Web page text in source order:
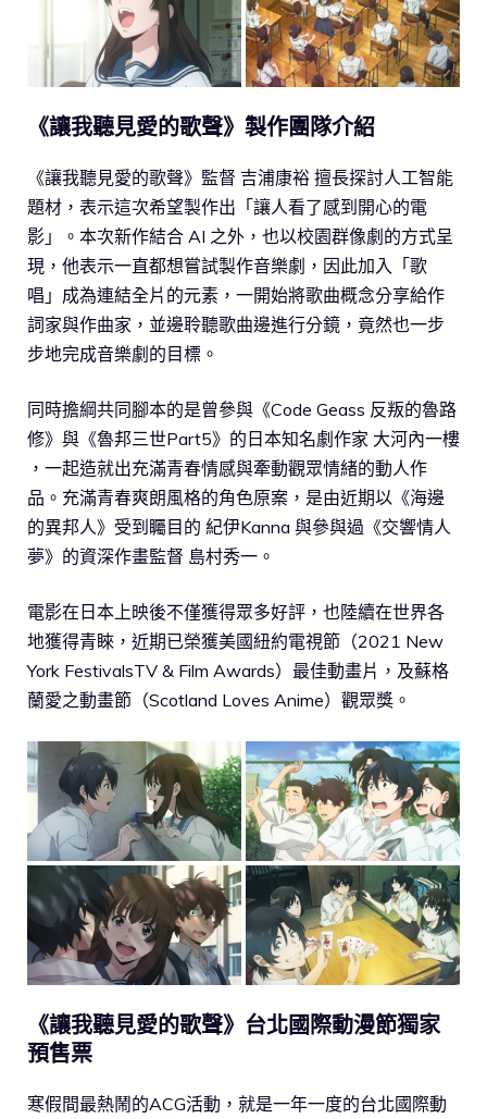
《讓我聽見愛的歌聲》製作團隊介紹
《讓我聽見愛的歌聲》監督 吉浦康裕 擅長探討人工智能
題材，表示這次希望製作出「讓人看了感到開心的電
影」。本次新作結合 AI 之外，也以校園群像劇的方式呈
現，他表示一直都想嘗試製作音樂劇，因此加入「歌
唱」成為連結全片的元素，一開始將歌曲概念分享給作
詞家與作曲家，並邊聆聽歌曲邊進行分鏡，竟然也一步
步地完成音樂劇的目標。
同時擔綱共同腳本的是曾參與《Code Geass 反叛的魯路
修》與《魯邦三世Part5》的日本知名劇作家 大河內一樓
，一起造就出充滿青春情感與牽動觀眾情緒的動人作
品。充滿青春爽朗風格的角色原案，是由近期以《海邊
的異邦人》受到矚目的 紀伊Kanna 與參與過《交響情人
夢》的資深作畫監督 島村秀一。
電影在日本上映後不僅獲得眾多好評，也陸續在世界各
地獲得青睞，近期已榮獲美國紐約電視節（2021 New
York FestivalsTV & Film Awards）最佳動畫片，及蘇格
蘭愛之動畫節（Scotland Loves Anime）觀眾獎。
《讓我聽見愛的歌聲》台北國際動漫節獨家
預售票
寒假間最熱鬧的ACG活動，就是一年一度的台北國際動